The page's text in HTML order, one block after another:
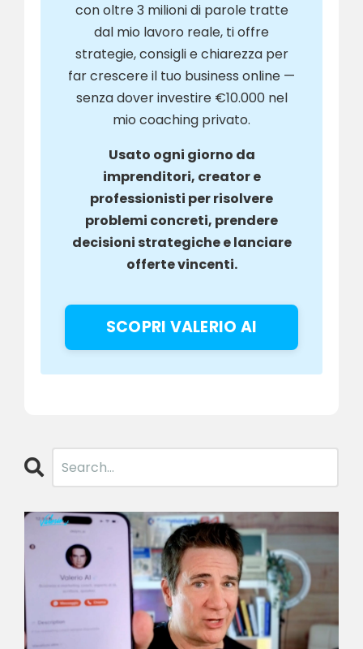
con oltre 3 milioni di parole tratte
dal mio lavoro reale, ti offre
strategie, consigli e chiarezza per
far crescere il tuo business online —
senza dover investire €10.000 nel
mio coaching privato.
Usato ogni giorno da
imprenditori, creator e
professionisti per risolvere
problemi concreti, prendere
decisioni strategiche e lanciare
offerte vincenti.
SCOPRI VALERIO AI